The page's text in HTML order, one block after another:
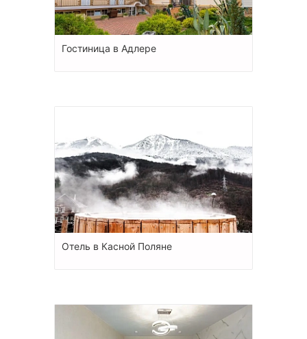
Гостиница в Адлере
Отель в Касной Поляне